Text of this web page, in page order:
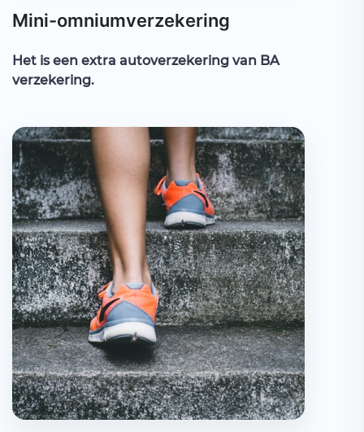
Mini-omniumverzekering
Het is een extra autoverzekering van BA
verzekering.